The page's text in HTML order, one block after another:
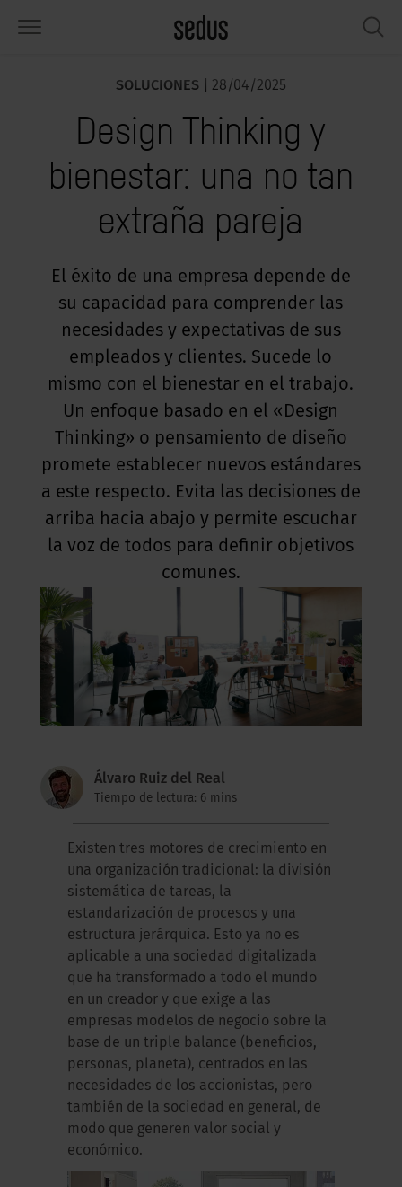
y acústica
inspiración?
& Software
prácticos de Workcafé & Co.
de tendencias «Sedus
de trabajo
office
en Sedus
y bienestar
sociales
y hechos
& Events
SOLUCIONES | 28/04/2025
Design Thinking y
bienestar: una no tan
extraña pareja
El éxito de una empresa depende de
su capacidad para comprender las
necesidades y expectativas de sus
empleados y clientes. Sucede lo
mismo con el bienestar en el trabajo.
Un enfoque basado en el «Design
Thinking» o pensamiento de diseño
promete establecer nuevos estándares
a este respecto. Evita las decisiones de
arriba hacia abajo y permite escuchar
la voz de todos para definir objetivos
comunes.
Álvaro Ruiz del Real
Tiempo de lectura: 6 mins
Existen tres motores de crecimiento en
una organización tradicional: la división
sistemática de tareas, la
estandarización de procesos y una
estructura jerárquica. Esto ya no es
aplicable a una sociedad digitalizada
que ha transformado a todo el mundo
en un creador y que exige a las
empresas modelos de negocio sobre la
base de un triple balance (beneficios,
personas, planeta), centrados en las
necesidades de los accionistas, pero
también de la sociedad en general, de
modo que generen valor social y
económico.